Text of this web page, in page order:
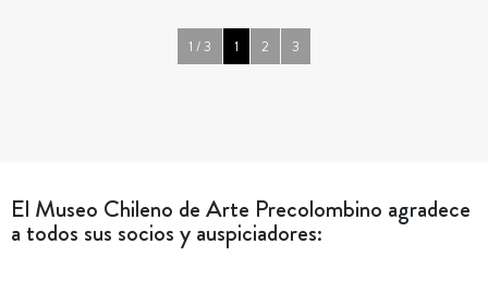
1 / 3 1 2 3
El Museo Chileno de Arte Precolombino agradece
a todos sus socios y auspiciadores: